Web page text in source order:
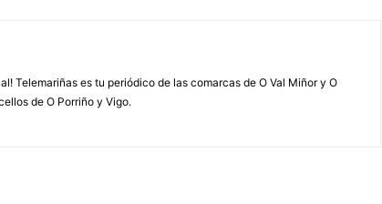
Telemariñas es tu periódico de las comarcas de O Val Miñor y O
de O Porriño y Vigo.